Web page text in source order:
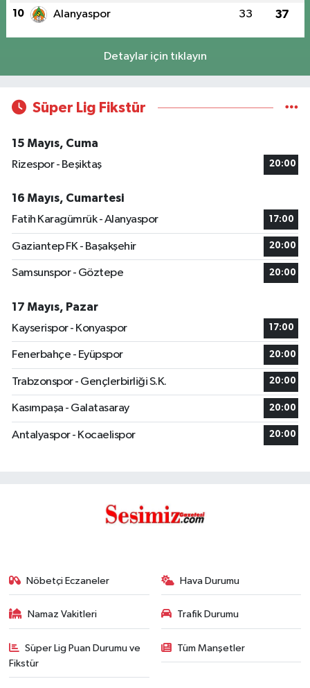
10 Alanyaspor 33 37
Detaylar için tıklayın
Süper Lig Fikstür
15 Mayıs, Cuma
Rizespor - Beşiktaş
20:00
16 Mayıs, Cumartesi
Fatih Karagümrük - Alanyaspor
17:00
Gaziantep FK - Başakşehir 20:00
Samsunspor - Göztepe 20:00
17 Mayıs, Pazar
Kayserispor - Konyaspor
17:00
Fenerbahçe - Eyüpspor 20:00
Trabzonspor - Gençlerbirliği S.K. 20:00
Kasımpaşa - Galatasaray 20:00
Antalyaspor - Kocaelispor 20:00
Nöbetçi Eczaneler Hava Durumu
Namaz Vakitleri Trafik Durumu
Süper Lig Puan Durumu ve
Fikstür
Tüm Manşetler